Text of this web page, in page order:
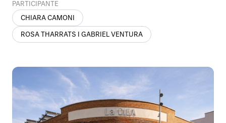
en las siguientes sedes de la región
metropolitana.
PARTICIPANTE
CHIARA CAMONI
ROSA THARRATS I GABRIEL VENTURA